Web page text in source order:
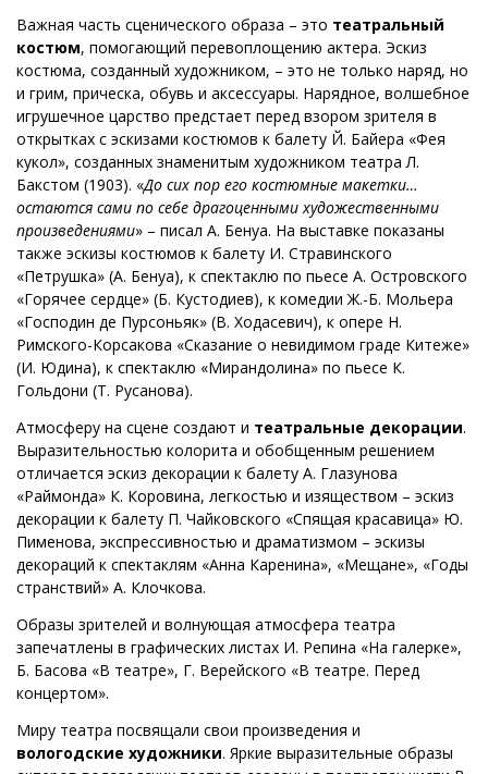
Важная часть сценического образа – это театральный
костюм, помогающий перевоплощению актера. Эскиз
костюма, созданный художником, – это не только наряд, но
и грим, прическа, обувь и аксессуары. Нарядное, волшебное
игрушечное царство предстает перед взором зрителя в
открытках с эскизами костюмов к балету Й. Байера «Фея
кукол», созданных знаменитым художником театра Л.
Бакстом (1903). «До сих пор его костюмные макетки…
остаются сами по себе драгоценными художественными
произведениями» – писал А. Бенуа. На выставке показаны
также эскизы костюмов к балету И. Стравинского
«Петрушка» (А. Бенуа), к спектаклю по пьесе А. Островского
«Горячее сердце» (Б. Кустодиев), к комедии Ж.-Б. Мольера
«Господин де Пурсоньяк» (В. Ходасевич), к опере Н.
Римского-Корсакова «Сказание о невидимом граде Китеже»
(И. Юдина), к спектаклю «Мирандолина» по пьесе К.
Гольдони (Т. Русанова).
Атмосферу на сцене создают и театральные декорации.
Выразительностью колорита и обобщенным решением
отличается эскиз декорации к балету А. Глазунова
«Раймонда» К. Коровина, легкостью и изяществом – эскиз
декорации к балету П. Чайковского «Спящая красавица» Ю.
Пименова, экспрессивностью и драматизмом – эскизы
декораций к спектаклям «Анна Каренина», «Мещане», «Годы
странствий» А. Клочкова.
Образы зрителей и волнующая атмосфера театра
запечатлены в графических листах И. Репина «На галерке»,
Б. Басова «В театре», Г. Верейского «В театре. Перед
концертом».
Миру театра посвящали свои произведения и
вологодские художники. Яркие выразительные образы